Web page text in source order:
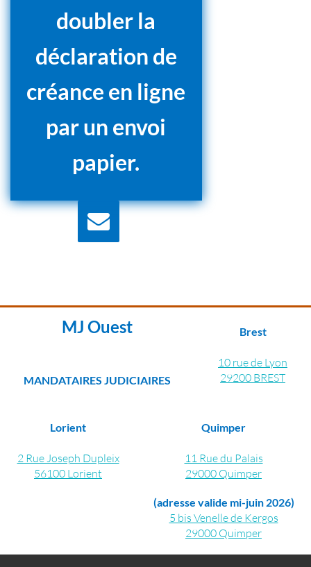
doubler la
déclaration de
créance en ligne
par un envoi
papier.
MJ Ouest
MANDATAIRES JUDICIAIRES
Brest
10 rue de Lyon
29200 BREST
Lorient
2 Rue Joseph Dupleix
56100 Lorient
Quimper
11 Rue du Palais
29000 Quimper
(adresse valide mi-juin 2026)
5 bis Venelle de Kergos
29000 Quimper